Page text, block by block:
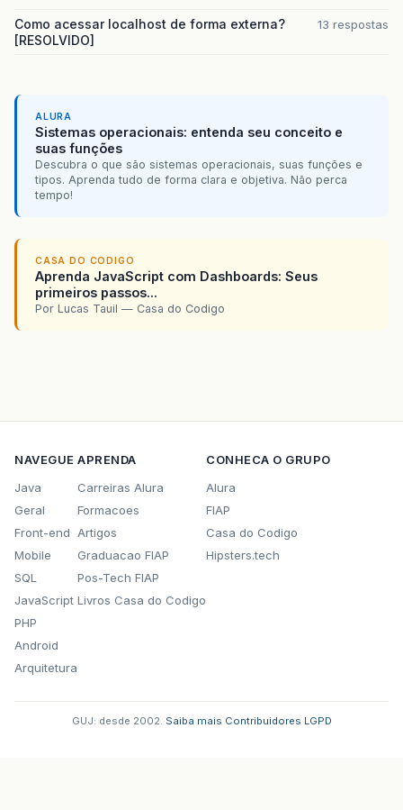
Como acessar localhost de forma externa?
[RESOLVIDO]
13 respostas
ALURA
Sistemas operacionais: entenda seu conceito e
suas funções
Descubra o que são sistemas operacionais, suas funções e
tipos. Aprenda tudo de forma clara e objetiva. Não perca
tempo!
CASA DO CODIGO
Aprenda JavaScript com Dashboards: Seus
primeiros passos...
Por Lucas Tauil — Casa do Codigo
NAVEGUE
Java
Geral
Front-end
Mobile
SQL
JavaScript
PHP
Android
Arquitetura
APRENDA
Carreiras Alura
Formacoes
Artigos
Graduacao FIAP
Pos-Tech FIAP
Livros Casa do Codigo
CONHECA O GRUPO
Alura
FIAP
Casa do Codigo
Hipsters.tech
GUJ: desde 2002. Saiba mais Contribuidores LGPD